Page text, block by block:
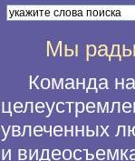
Мы рады,
Команда
увлеченных
и